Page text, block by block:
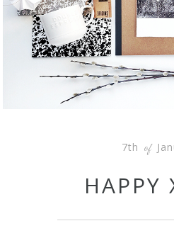
7th of
HAPPY